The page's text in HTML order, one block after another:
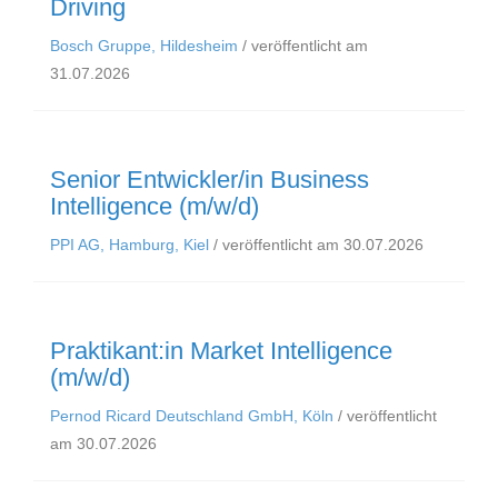
Driving
Bosch Gruppe, Hildesheim / veröffentlicht am
31.07.2026
Senior Entwickler/in Business
Intelligence (m/w/d)
PPI AG, Hamburg, Kiel / veröffentlicht am 30.07.2026
Praktikant:in Market Intelligence
(m/w/d)
Pernod Ricard Deutschland GmbH, Köln / veröffentlicht
am 30.07.2026